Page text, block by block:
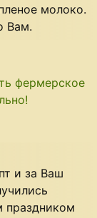
молоко.
Вам.
фермерское
и за Ваш
праздником